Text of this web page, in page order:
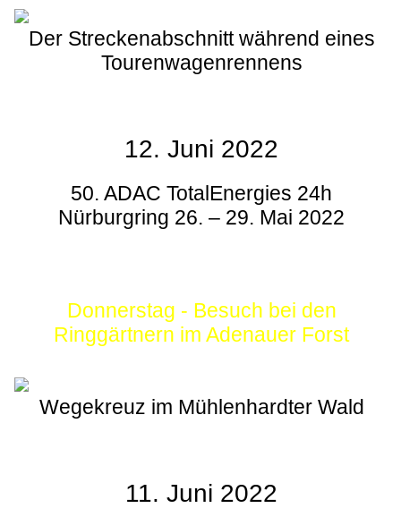
Der Streckenabschnitt während eines
Tourenwagenrennens
12. Juni 2022
50. ADAC TotalEnergies 24h
Nürburgring 26. – 29. Mai 2022
Donnerstag - Besuch bei den
Ringgärtnern im Adenauer Forst
Wegekreuz im Mühlenhardter Wald
11. Juni 2022